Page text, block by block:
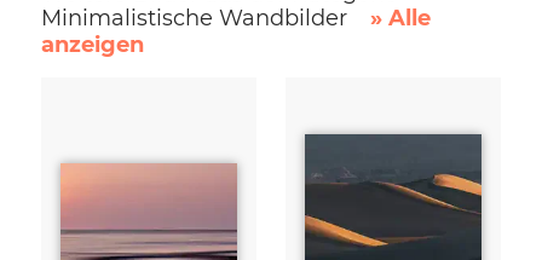
Minimalistische Wandbilder
» Alle
anzeigen